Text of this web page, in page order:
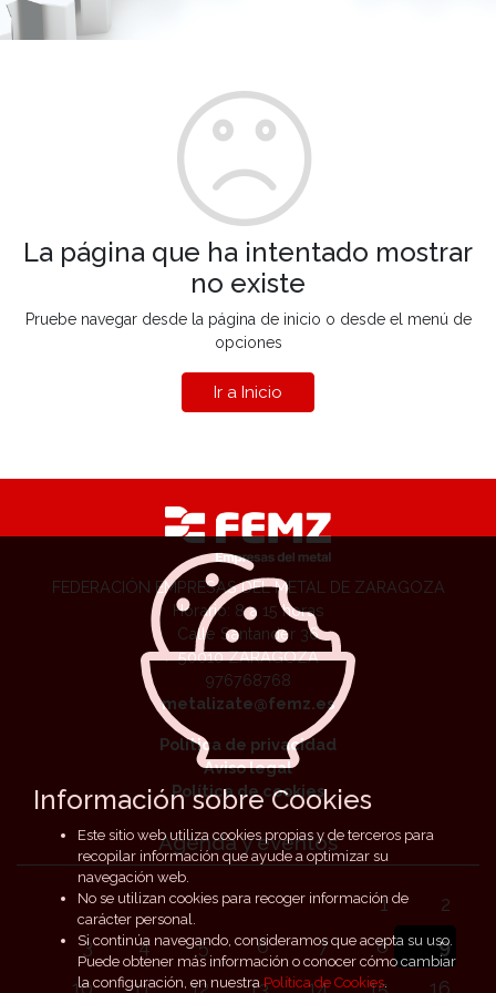
La página que ha intentado mostrar
no existe
Pruebe navegar desde la página de inicio o desde el menú de
opciones
Ir a Inicio
FEDERACIÓN EMPRESAS DEL METAL DE ZARAGOZA
Horario: 8 a 15 horas
Calle Santander 36
50010 ZARAGOZA
976768768
metalizate@femz.es
Política de privacidad
Aviso legal
Política de cookies
Agenda y eventos
1
2
3
4 5 6 7 8
9
Información sobre Cookies
Este sitio web utiliza cookies propias y de terceros para
recopilar información que ayude a optimizar su
navegación web.
No se utilizan cookies para recoger información de
carácter personal.
Si continúa navegando, consideramos que acepta su uso.
Puede obtener más información o conocer cómo cambiar
la configuración, en nuestraPolítica de Cookies.